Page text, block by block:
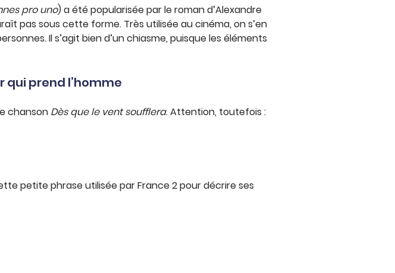
pro uno) a été popularisée par le roman d’Alexandre
pas sous cette forme. Très utilisée au cinéma, on s’en
Il s’agit bien d’un chiasme, puisque les éléments
qui prend l’homme
chanson Dès que le vent soufflera. Attention, toutefois :
petite phrase utilisée par France 2 pour décrire ses